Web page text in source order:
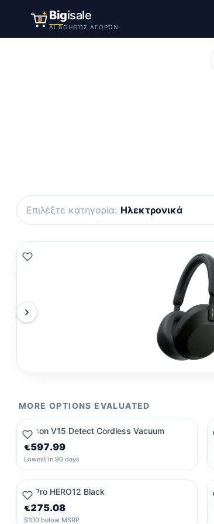
B Bigisale
AI ΒΟΗΘΌΣ ΑΓΟΡΏΝ
Επιλέξτε κατηγορία: Ηλεκτρονικά
MORE OPTIONS EVALUATED
Dyson V15 Detect Cordless Vacuum
€597.99
Lowest in 90 days
GoPro HERO12 Black
€275.08
$100 below MSRP